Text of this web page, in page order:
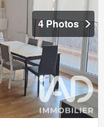
4 Photos